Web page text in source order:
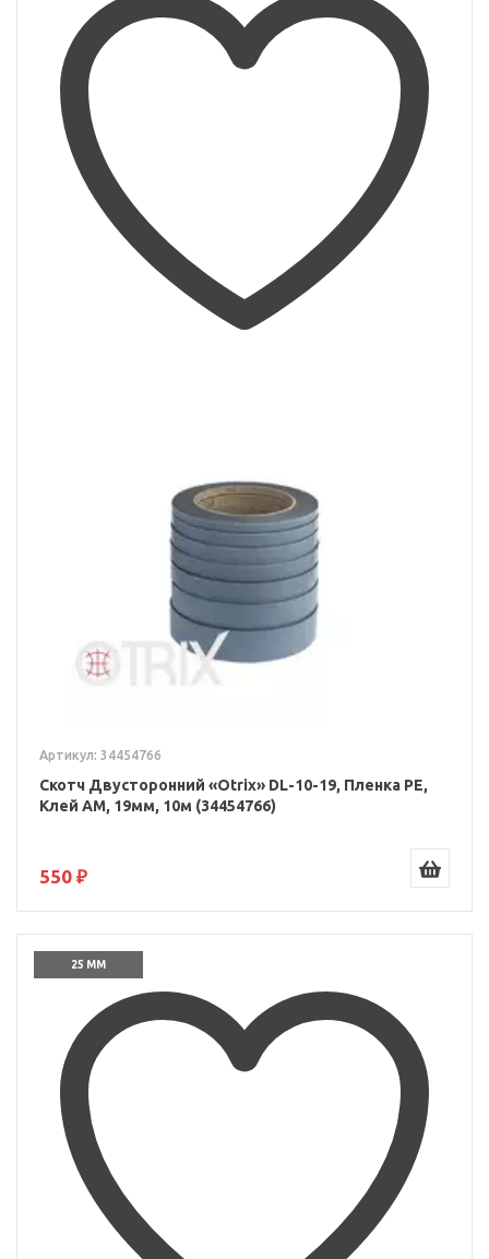
Артикул: 34454766
Скотч Двусторонний «Otrix» DL-10-19, Пленка PE,
Клей AM, 19мм, 10м (34454766)
550 ₽
25 ММ